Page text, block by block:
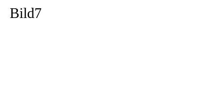
Bild7